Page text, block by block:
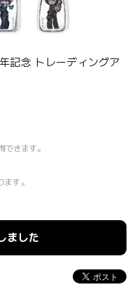
記念 トレーディングア
できます。
す。
ました